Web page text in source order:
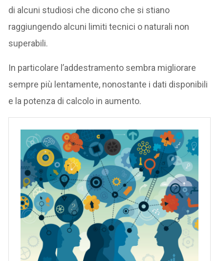
di alcuni studiosi che dicono che si stiano
raggiungendo alcuni limiti tecnici o naturali non
superabili.
In particolare l’addestramento sembra migliorare
sempre più lentamente, nonostante i dati disponibili
e la potenza di calcolo in aumento.